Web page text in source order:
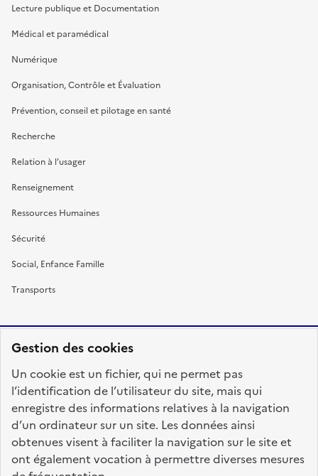
Gestion des cookies
Un cookie est un fichier, qui ne permet pas
l’identification de l’utilisateur du site, mais qui
enregistre des informations relatives à la navigation
d’un ordinateur sur un site. Les données ainsi
obtenues visent à faciliter la navigation sur le site et
ont également vocation à permettre diverses mesures
Lecture publique et Documentation
Médical et paramédical
Numérique
Organisation, Contrôle et Évaluation
Prévention, conseil et pilotage en santé
Recherche
Relation à l’usager
Renseignement
Ressources Humaines
Sécurité
Social, Enfance Famille
Transports
FRANÇAISE
fonction-publique.gouv.fr
legifrance.gouv.fr